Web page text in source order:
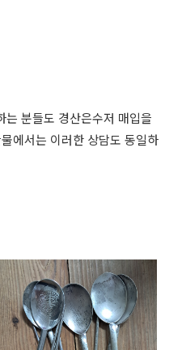
는 분들도 경산은수저 매입을
에서는 이러한 상담도 동일하